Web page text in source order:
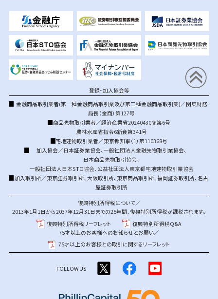
登録・加入協会等
金融商品取引業者(第一種金融商品取引業及び第二種金融商品取引業)／関東財務
局長（金商）第127号
商品先物取引業者／経済産業省20240430商第6号
農林水産省指令6新食第341号
宅地建物取引業者／東京都知事（1）第110368号
加入協会／日本証券業協会、 一般社団法人金融先物取引業協会、
日本商品先物取引協会、
一般社団法人日本STO協会、 公益社団法人東京都宅地建物取引業協会
加入取引所／東京証券取引所、大阪取引所、 東京商品取引所、福岡証券取引所、名古
屋証券取引所
復興特別所得税について／
2013年1月1日から2037年12月31日までの25年間、復興特別所得税が課税されます。
復興特別所得税リーフレット
復興特別所得税Q&A
75才以上のお客様へのお知らせとお願い／
75才以上のお客様との取引に関するリーフレット
FOLLOW US